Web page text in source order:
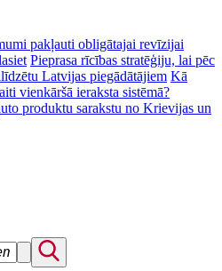
pakļauti obligātajai revīzijai
Pieprasa rīcības stratēģiju, lai pēc
Latvijas piegādātājiem Kā
vienkāršā ieraksta sistēmā?
produktu sarakstu no Krievijas un